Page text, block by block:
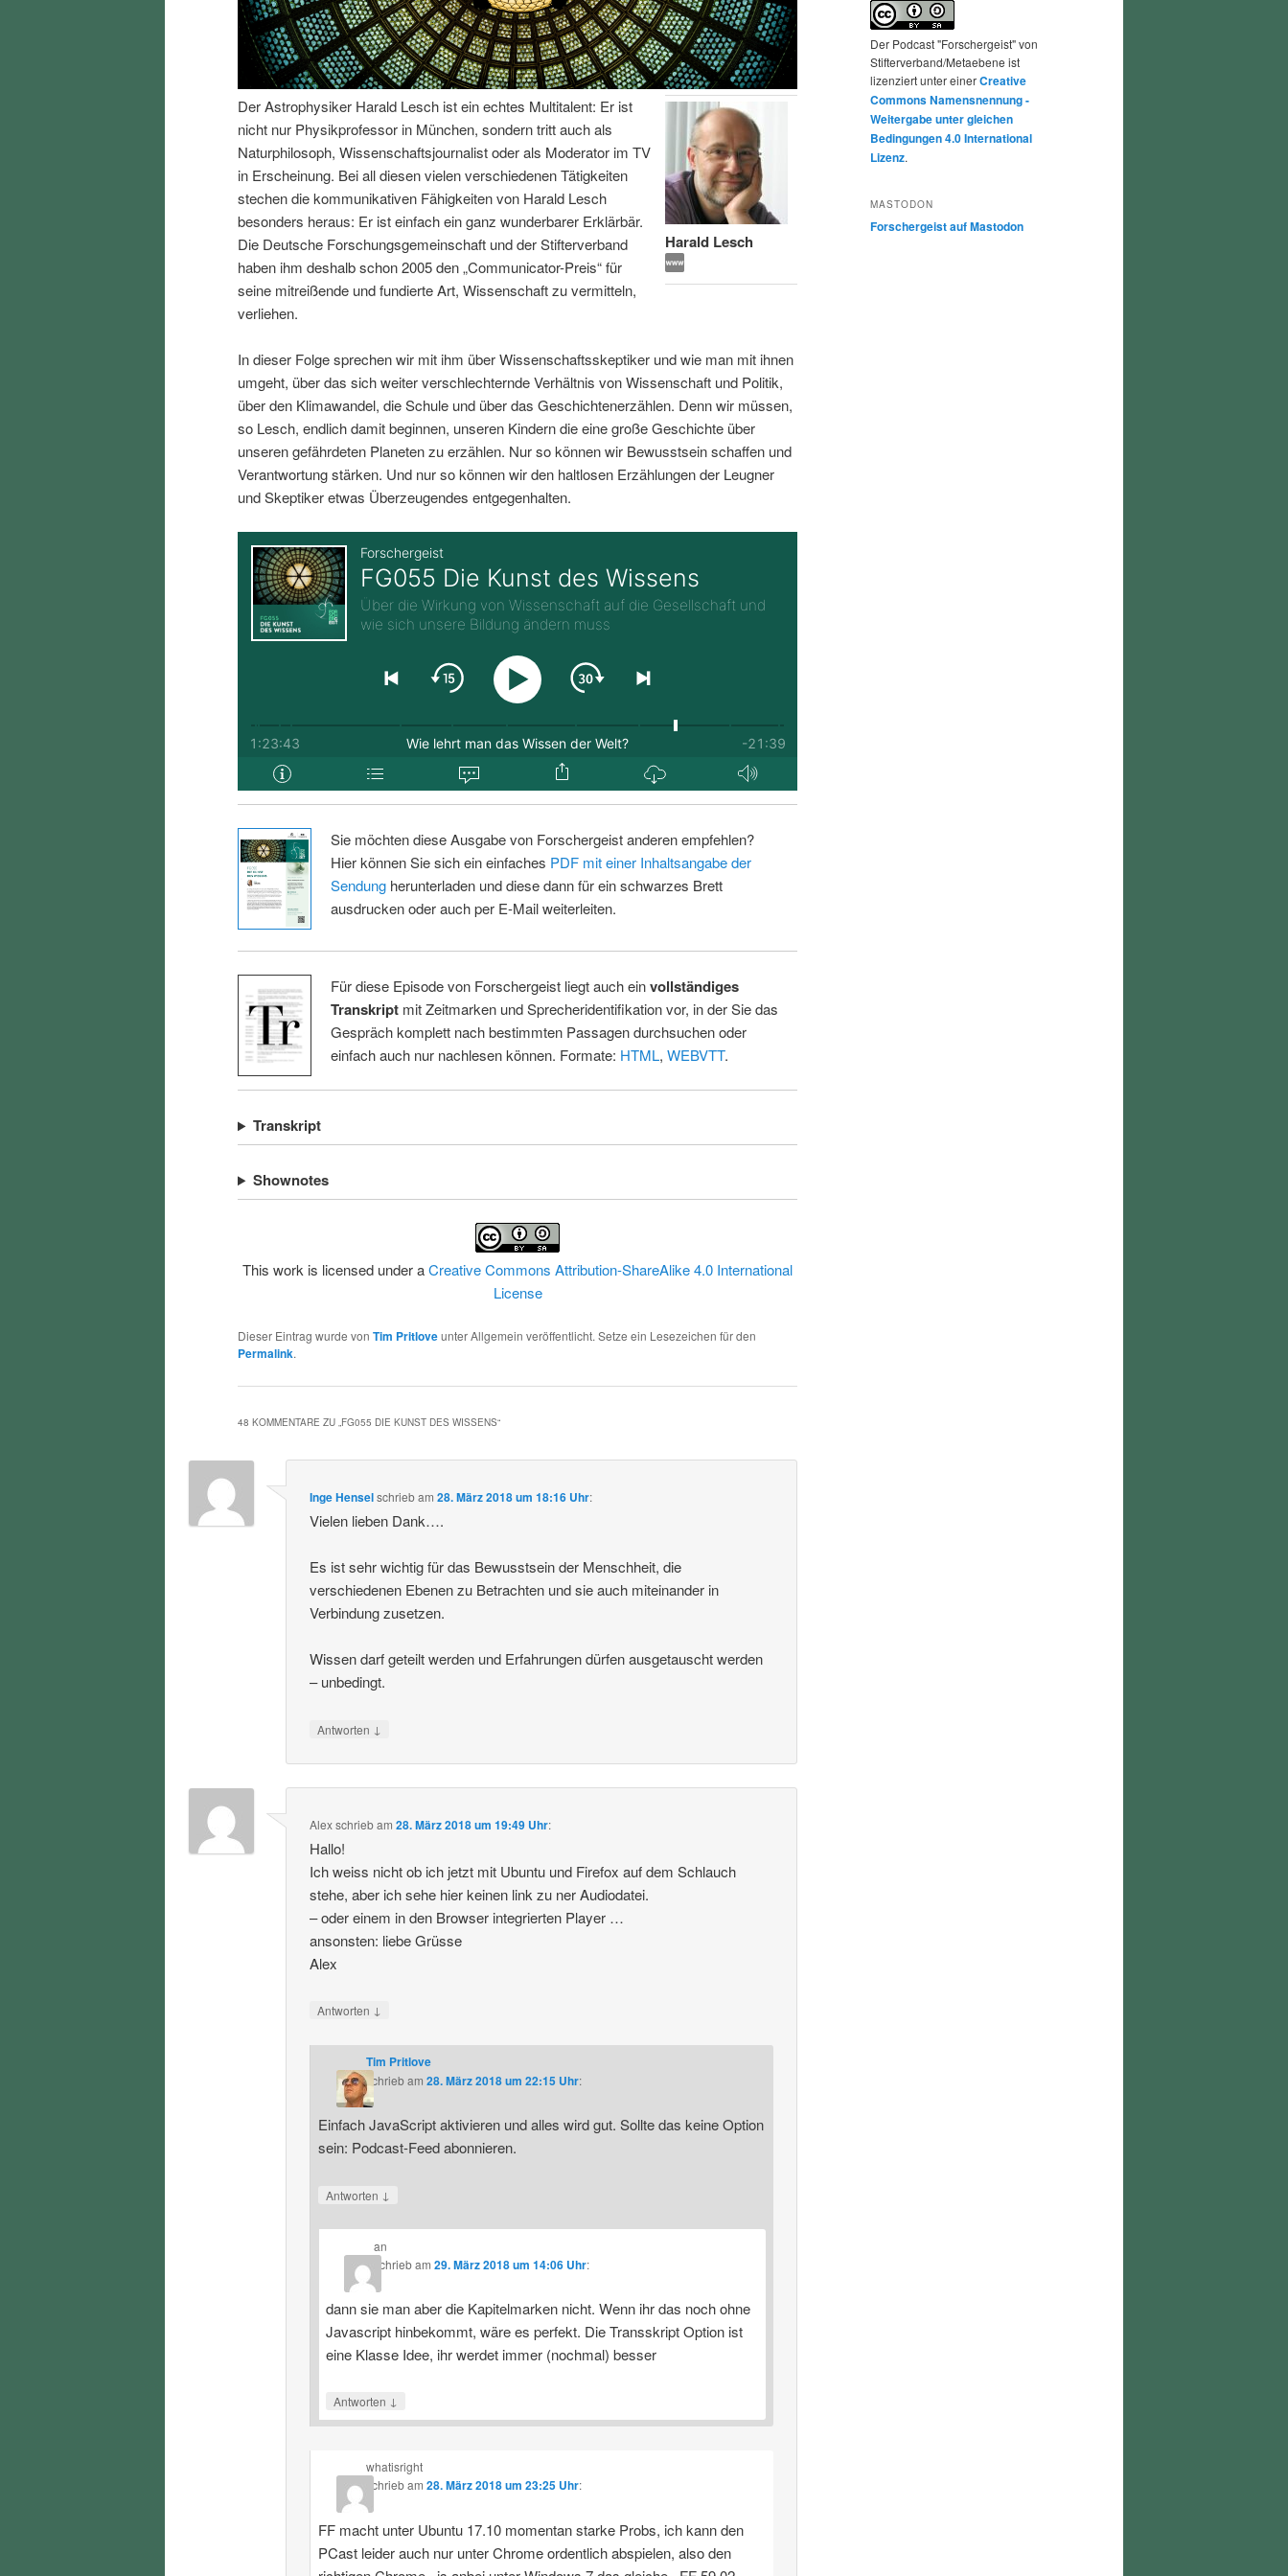
I
h
a
t
s
p
r
i
n
g
e
n
e
I
n
a
l
t
s
p
r
i
n
g
Harald Lesch
Der Astrophysiker Harald Lesch ist ein echtes Multitalent: Er ist
nicht nur Physikprofessor in München, sondern tritt auch als
Naturphilosoph, Wissenschaftsjournalist oder als Moderator im TV
in Erscheinung. Bei all diesen vielen verschiedenen Tätigkeiten
stechen die kommunikativen Fähigkeiten von Harald Lesch
besonders heraus: Er ist einfach ein ganz wunderbarer Erklärbär.
Die Deutsche Forschungsgemeinschaft und der Stifterverband
haben ihm deshalb schon 2005 den „Communicator-Preis“ für
seine mitreißende und fundierte Art, Wissenschaft zu vermitteln,
verliehen.
In dieser Folge sprechen wir mit ihm über Wissenschaftsskeptiker und wie man mit ihnen
umgeht, über das sich weiter verschlechternde Verhältnis von Wissenschaft und Politik,
über den Klimawandel, die Schule und über das Geschichtenerzählen. Denn wir müssen,
so Lesch, endlich damit beginnen, unseren Kindern die eine große Geschichte über
unseren gefährdeten Planeten zu erzählen. Nur so können wir Bewusstsein schaffen und
Verantwortung stärken. Und nur so können wir den haltlosen Erzählungen der Leugner
und Skeptiker etwas Überzeugendes entgegenhalten.
Sie möchten diese Ausgabe von Forschergeist anderen empfehlen?
Hier können Sie sich ein einfaches PDF mit einer Inhaltsangabe der
Sendungherunterladen und diese dann für ein schwarzes Brett
ausdrucken oder auch per E-Mail weiterleiten.
Für diese Episode von Forschergeist liegt auch einvollständiges
Transkriptmit Zeitmarken und Sprecheridentifikation vor, in der Sie das
Gespräch komplett nach bestimmten Passagen durchsuchen oder
einfach auch nur nachlesen können. Formate: HTML, WEBVTT.
Transkript
Shownotes
This work is licensed under aCreative Commons Attribution-ShareAlike 4.0 International
License
Dieser Eintrag wurde von Tim Pritloveunter Allgemein veröffentlicht. Setze ein Lesezeichen für den
Permalink.
48 KOMMENTARE ZU „FG055 DIE KUNST DES WISSENS“
Inge Henselschriebam28. März 2018 um 18:16 Uhr:
Vielen lieben Dank….
Es ist sehr wichtig für das Bewusstsein der Menschheit, die
verschiedenen Ebenen zu Betrachten und sie auch miteinander in
Verbindung zusetzen.
Wissen darf geteilt werden und Erfahrungen dürfen ausgetauscht werden
– unbedingt.
Antworten ↓
Alexschriebam28. März 2018 um 19:49 Uhr:
Hallo!
Ich weiss nicht ob ich jetzt mit Ubuntu und Firefox auf dem Schlauch
stehe, aber ich sehe hier keinen link zu ner Audiodatei.
– oder einem in den Browser integrierten Player …
ansonsten: liebe Grüsse
Alex
Antworten ↓
Tim Pritlove
schriebam 28. März 2018 um 22:15 Uhr:
Einfach JavaScript aktivieren und alles wird gut. Sollte das keine Option
sein: Podcast-Feed abonnieren.
Antworten ↓
an
schriebam29. März 2018 um 14:06 Uhr:
dann sie man aber die Kapitelmarken nicht. Wenn ihr das noch ohne
Javascript hinbekommt, wäre es perfekt. Die Transskript Option ist
eine Klasse Idee, ihr werdet immer (nochmal) besser
Antworten ↓
whatisright
schriebam 28. März 2018 um 23:25 Uhr:
FF macht unter Ubuntu 17.10 momentan starke Probs, ich kann den
PCast leider auch nur unter Chrome ordentlich abspielen, also den
Der Podcast "Forschergeist" von
Stifterverband/Metaebene ist
lizenziert unter einerCreative
Commons Namensnennung -
Weitergabe unter gleichen
Bedingungen 4.0 International
Lizenz.
MASTODON
Forschergeist auf Mastodon